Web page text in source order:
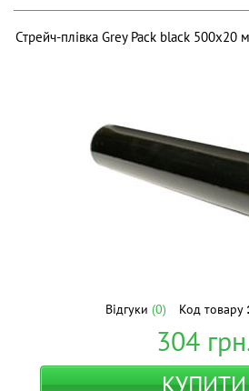
Стрейч-плівка Grey Pack black
Відгуки (0) Код товару
304
КУПИТИ